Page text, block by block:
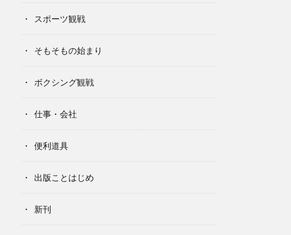
スポーツ観戦
そもそもの始まり
ボクシング観戦
仕事・会社
便利道具
出版ことはじめ
新刊